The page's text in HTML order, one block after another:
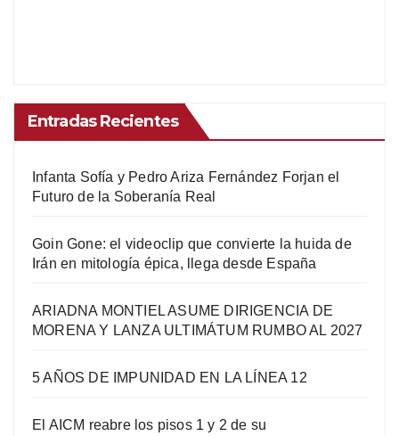
Entradas Recientes
Infanta Sofía y Pedro Ariza Fernández Forjan el
Futuro de la Soberanía Real
Goin Gone: el videoclip que convierte la huida de
Irán en mitología épica, llega desde España
ARIADNA MONTIEL ASUME DIRIGENCIA DE
MORENA Y LANZA ULTIMÁTUM RUMBO AL 2027
5 AÑOS DE IMPUNIDAD EN LA LÍNEA 12
El AICM reabre los pisos 1 y 2 de su